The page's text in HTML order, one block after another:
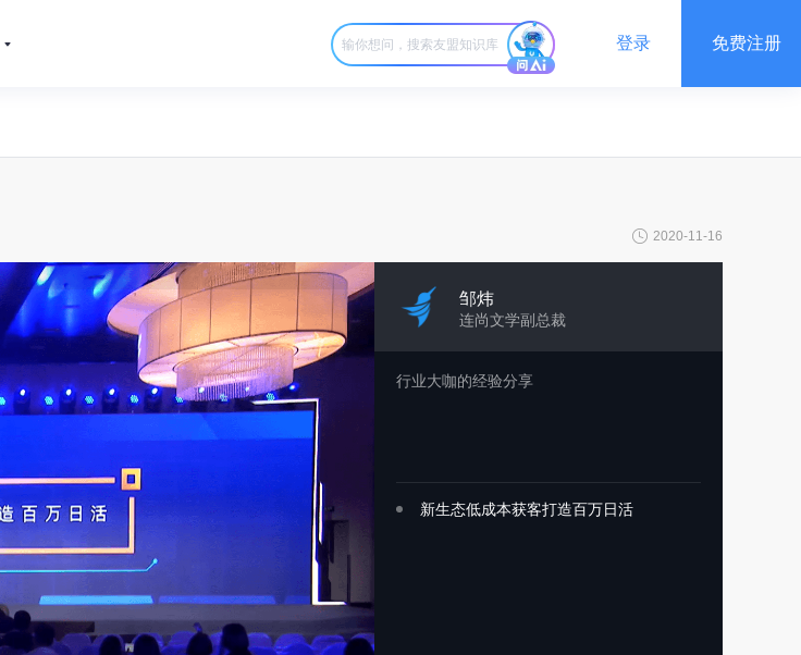
登录 免费注册
2020-11-16
邹炜
连尚文学副总裁
行业大咖的经验分享
新生态低成本获客打造百万日活